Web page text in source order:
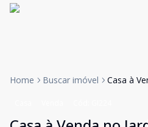
Home Buscar imóvel Casa à